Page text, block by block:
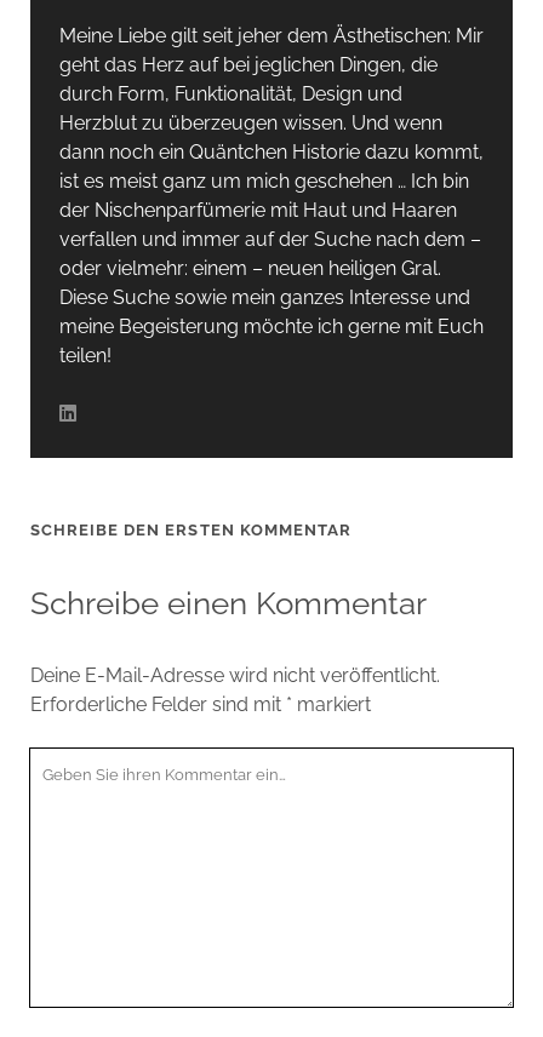
Meine Liebe gilt seit jeher dem Ästhetischen: Mir
geht das Herz auf bei jeglichen Dingen, die
durch Form, Funktionalität, Design und
Herzblut zu überzeugen wissen. Und wenn
dann noch ein Quäntchen Historie dazu kommt,
ist es meist ganz um mich geschehen … Ich bin
der Nischenparfümerie mit Haut und Haaren
verfallen und immer auf der Suche nach dem –
oder vielmehr: einem – neuen heiligen Gral.
Diese Suche sowie mein ganzes Interesse und
meine Begeisterung möchte ich gerne mit Euch
teilen!
SCHREIBE DEN ERSTEN KOMMENTAR
Schreibe einen Kommentar
Deine E-Mail-Adresse wird nicht veröffentlicht.
Erforderliche Felder sind mit * markiert